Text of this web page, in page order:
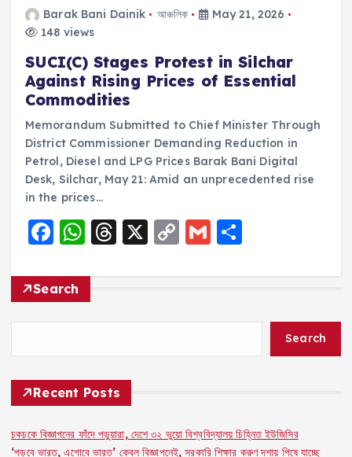
Barak Bani Dainik আঞ্চলিক
May 21, 2026
148 views
SUCI(C) Stages Protest in Silchar
Against Rising Prices of Essential
Commodities
Memorandum Submitted to Chief Minister Through
District Commissioner Demanding Reduction in
Petrol, Diesel and LPG Prices Barak Bani Digital
Desk, Silchar, May 21: Amid an unprecedented rise
in the prices…
F
c
e
b
o
o
k
W
a
ts
A
p
p
T
re
d
s
X C
p
Li
n
G
ai
S
a
Search
Search
Recent Posts
চকচকে বিজ্ঞাপনের ফাঁদে পড়ুয়ারা, দেশে ৩২ ভুয়ো বিশ্ববিদ্যালয় চিহ্নিত ইউজিসির
‘পড়বে ভারত, এগোবে ভারত’ কেবল বিজ্ঞাপনেই, সরকারি শিক্ষার করুণ দশায় পিষে যাচ্ছে